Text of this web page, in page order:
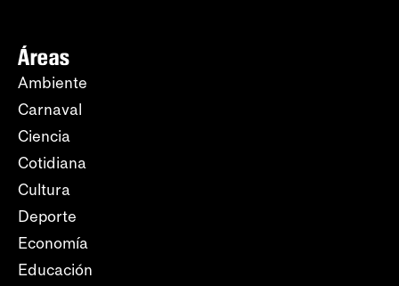
Áreas
Ambiente
Carnaval
Ciencia
Cotidiana
Cultura
Deporte
Economía
Educación